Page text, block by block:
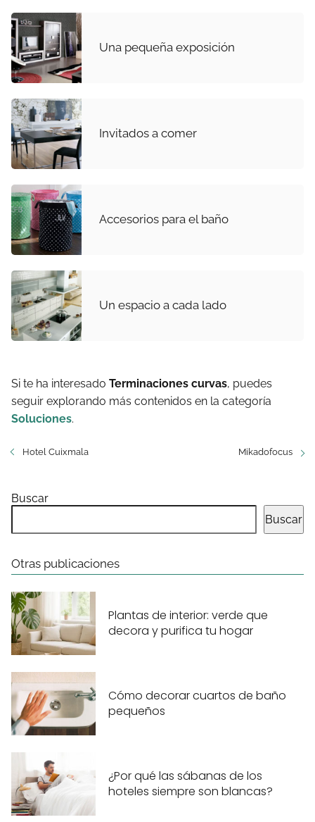
Una pequeña exposición
Invitados a comer
Accesorios para el baño
Un espacio a cada lado
Si te ha interesado Terminaciones curvas, puedes
seguir explorando más contenidos en la categoría
Soluciones.
Hotel Cuixmala Mikadofocus
Buscar
Buscar
Otras publicaciones
Plantas de interior: verde que
decora y purifica tu hogar
Cómo decorar cuartos de baño
pequeños
¿Por qué las sábanas de los
hoteles siempre son blancas?